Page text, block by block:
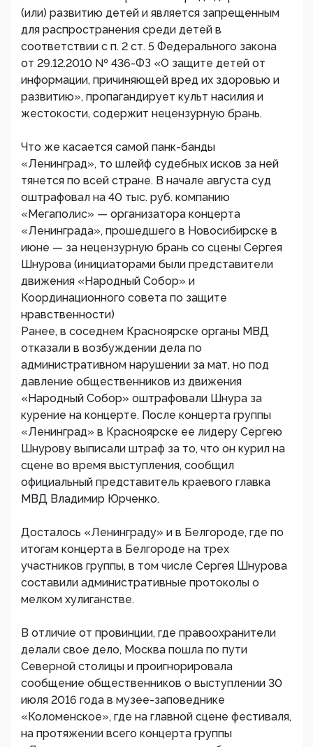
(или) развитию детей и является запрещенным
для распространения среди детей в
соответствии с п. 2 ст. 5 Федерального закона
от 29.12.2010 № 436-ФЗ «О защите детей от
информации, причиняющей вред их здоровью и
развитию», пропагандирует культ насилия и
жестокости, содержит нецензурную брань.
Что же касается самой панк-банды
«Ленинград», то шлейф судебных исков за ней
тянется по всей стране. В начале августа суд
оштрафовал на 40 тыс. руб. компанию
«Мегаполис» — организатора концерта
«Ленинграда», прошедшего в Новосибирске в
июне — за нецензурную брань со сцены Сергея
Шнурова (инициаторами были представители
движения «Народный Собор» и
Координационного совета по защите
нравственности)
Ранее, в соседнем Красноярске органы МВД
отказали в возбуждении дела по
административном нарушении за мат, но под
давление общественников из движения
«Народный Собор» оштрафовали Шнура за
курение на концерте. После концерта группы
«Ленинград» в Красноярске ее лидеру Сергею
Шнурову выписали штраф за то, что он курил на
сцене во время выступления, сообщил
официальный представитель краевого главка
МВД Владимир Юрченко.
Досталось «Ленинграду» и в Белгороде, где по
итогам концерта в Белгороде на трех
участников группы, в том числе Сергея Шнурова
составили административные протоколы о
мелком хулиганстве.
В отличие от провинции, где правоохранители
делали свое дело, Москва пошла по пути
Северной столицы и проигнорировала
сообщение общественников о выступлении 30
июля 2016 года в музее-заповеднике
«Коломенское», где на главной сцене фестиваля,
на протяжении всего концерта группы